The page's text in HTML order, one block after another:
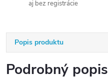
aj bez registrácie
Popis produktu
Podrobný popis